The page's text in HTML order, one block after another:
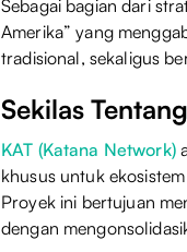
Sebagai bagian dari
Amerika” yang
tradisional, sekaligus
Sekilas
KAT (Katana Network)
khusus untuk
Proyek ini bertujuan
dengan